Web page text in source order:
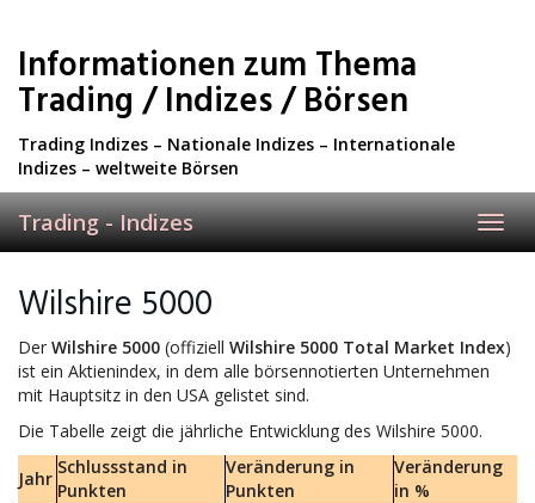
main
content
Informationen zum Thema
Trading / Indizes / Börsen
Trading Indizes – Nationale Indizes – Internationale
Indizes – weltweite Börsen
Trading - Indizes
Wilshire 5000
Der Wilshire 5000 (offiziell Wilshire 5000 Total Market Index)
ist ein Aktienindex, in dem alle börsennotierten Unternehmen
mit Hauptsitz in den USA gelistet sind.
Die Tabelle zeigt die jährliche Entwicklung des Wilshire 5000.
Jahr
Schlussstand in
Punkten
Veränderung in
Punkten
Veränderung
in %